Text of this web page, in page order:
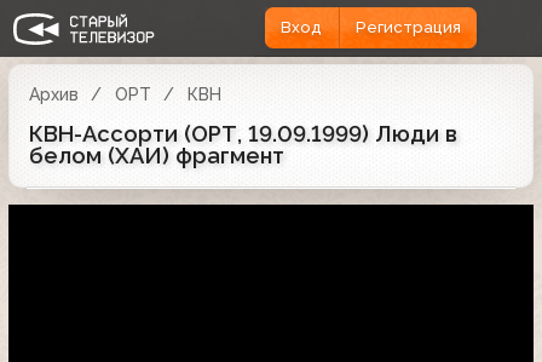
Вход Регистрация
Архив ОРТ КВН
КВН-Ассорти (ОРТ, 19.09.1999) Люди в
белом (ХАИ) фрагмент